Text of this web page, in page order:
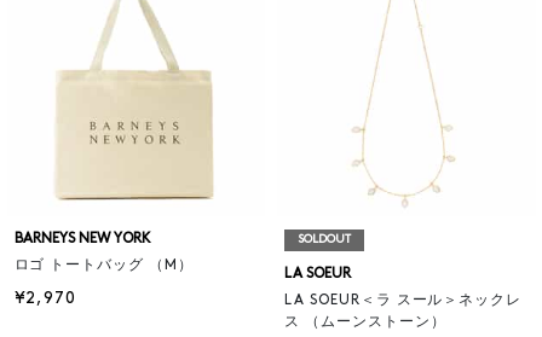
BARNEYS NEW YORK
ロゴ トートバッグ （M）
¥2,970
SOLDOUT
LA SOEUR
LA SOEUR＜ラ スール＞ネックレ
ス （ムーンストーン）